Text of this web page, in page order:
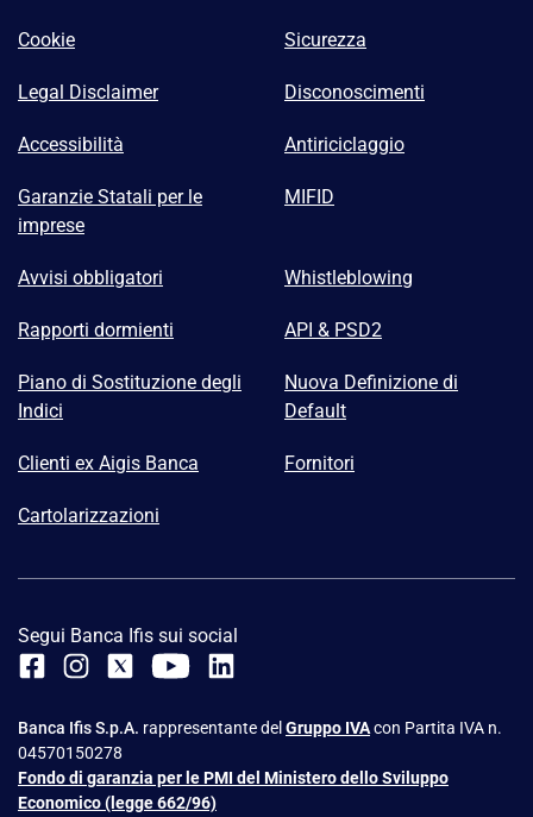
Cookie Sicurezza
Legal Disclaimer Disconoscimenti
Accessibilità Antiriciclaggio
Garanzie Statali per le
imprese
MIFID
Avvisi obbligatori Whistleblowing
Rapporti dormienti API & PSD2
Piano di Sostituzione degli
Indici
Nuova Definizione di
Default
Clienti ex Aigis Banca Fornitori
Cartolarizzazioni
Segui Banca Ifis sui social
Banca Ifis S.p.A. rappresentante del Gruppo IVAcon Partita IVA n.
04570150278
Fondo di garanzia per le PMI del Ministero dello Sviluppo
Economico (legge 662/96)